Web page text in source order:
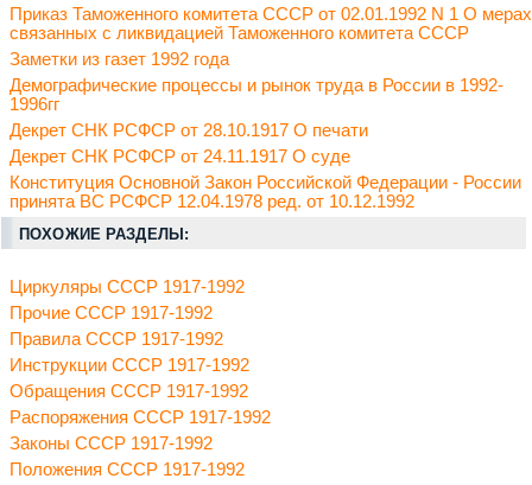
Приказ Таможенного комитета СССР от 02.01.1992 N 1 О
связанных с ликвидацией Таможенного комитета СССР
Заметки из газет 1992 года
Демографические процессы и рынок труда в России в 1992-
1996гг
Декрет СНК РСФСР от 28.10.1917 О печати
Декрет СНК РСФСР от 24.11.1917 О суде
Конституция Основной Закон Российской Федерации - России
принята ВС РСФСР 12.04.1978 ред. от 10.12.1992
ПОХОЖИЕ РАЗДЕЛЫ:
Циркуляры СССР 1917-1992
Прочие СССР 1917-1992
Правила СССР 1917-1992
Инструкции СССР 1917-1992
Обращения СССР 1917-1992
Распоряжения СССР 1917-1992
Законы СССР 1917-1992
Положения СССР 1917-1992